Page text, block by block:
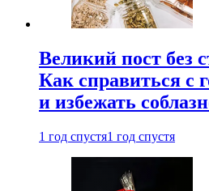
Великий пост без
Как справиться с
и избежать
1 год спустя1 год спустя